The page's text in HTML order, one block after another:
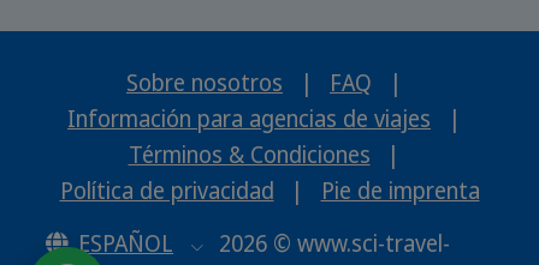
Sobre nosotros | FAQ
|
Información para agencias de viajes
|
Términos & Condiciones
|
Política de privacidad
|
Pie de imprenta
ESPAÑOL
2026 © www.sci-travel-